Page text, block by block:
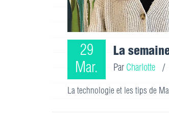
29
Mar.
La
Par Charlotte /
La technologie et les tips de